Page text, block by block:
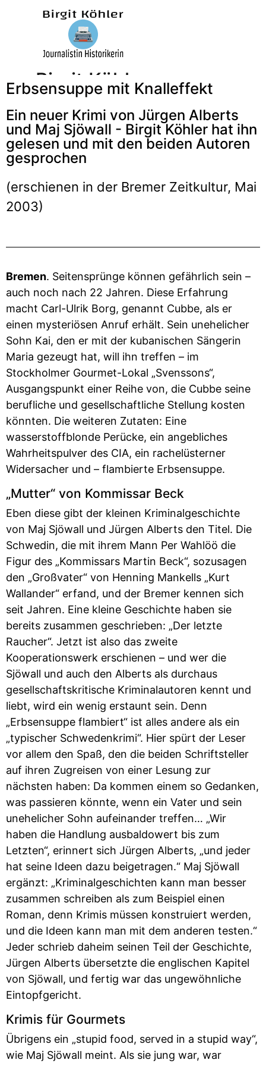
Birgit Köhler –
Journalistin/
Erbsensuppe mit Knalleffekt
Ein neuer Krimi von Jürgen Alberts
und Maj Sjöwall - Birgit Köhler hat ihn
gelesen und mit den beiden Autoren
gesprochen
(erschienen in der Bremer Zeitkultur, Mai
2003)
Bremen. Seitensprünge können gefährlich sein –
auch noch nach 22 Jahren. Diese Erfahrung
macht Carl-Ulrik Borg, genannt Cubbe, als er
einen mysteriösen Anruf erhält. Sein unehelicher
Sohn Kai, den er mit der kubanischen Sängerin
Maria gezeugt hat, will ihn treffen – im
Stockholmer Gourmet-Lokal „Svenssons“,
Ausgangspunkt einer Reihe von, die Cubbe seine
berufliche und gesellschaftliche Stellung kosten
könnten. Die weiteren Zutaten: Eine
wasserstoffblonde Perücke, ein angebliches
Wahrheitspulver des CIA, ein rachelüsterner
Widersacher und – flambierte Erbsensuppe.
„Mutter“ von Kommissar Beck
Eben diese gibt der kleinen Kriminalgeschichte
von Maj Sjöwall und Jürgen Alberts den Titel. Die
Schwedin, die mit ihrem Mann Per Wahlöö die
Figur des „Kommissars Martin Beck“, sozusagen
den „Großvater“ von Henning Mankells „Kurt
Wallander“ erfand, und der Bremer kennen sich
seit Jahren. Eine kleine Geschichte haben sie
bereits zusammen geschrieben: „Der letzte
Raucher“. Jetzt ist also das zweite
Kooperationswerk erschienen – und wer die
Sjöwall und auch den Alberts als durchaus
gesellschaftskritische Kriminalautoren kennt und
liebt, wird ein wenig erstaunt sein. Denn
„Erbsensuppe flambiert“ ist alles andere als ein
„typischer Schwedenkrimi“. Hier spürt der Leser
vor allem den Spaß, den die beiden Schriftsteller
auf ihren Zugreisen von einer Lesung zur
nächsten haben: Da kommen einem so Gedanken,
was passieren könnte, wenn ein Vater und sein
unehelicher Sohn aufeinander treffen… „Wir
haben die Handlung ausbaldowert bis zum
Letzten“, erinnert sich Jürgen Alberts, „und jeder
hat seine Ideen dazu beigetragen.“ Maj Sjöwall
ergänzt: „Kriminalgeschichten kann man besser
zusammen schreiben als zum Beispiel einen
Roman, denn Krimis müssen konstruiert werden,
und die Ideen kann man mit dem anderen testen.“
Jeder schrieb daheim seinen Teil der Geschichte,
Jürgen Alberts übersetzte die englischen Kapitel
von Sjöwall, und fertig war das ungewöhnliche
Eintopfgericht.
Krimis für Gourmets
Übrigens ein „stupid food, served in a stupid way“,
wie Maj Sjöwall meint. Als sie jung war, war